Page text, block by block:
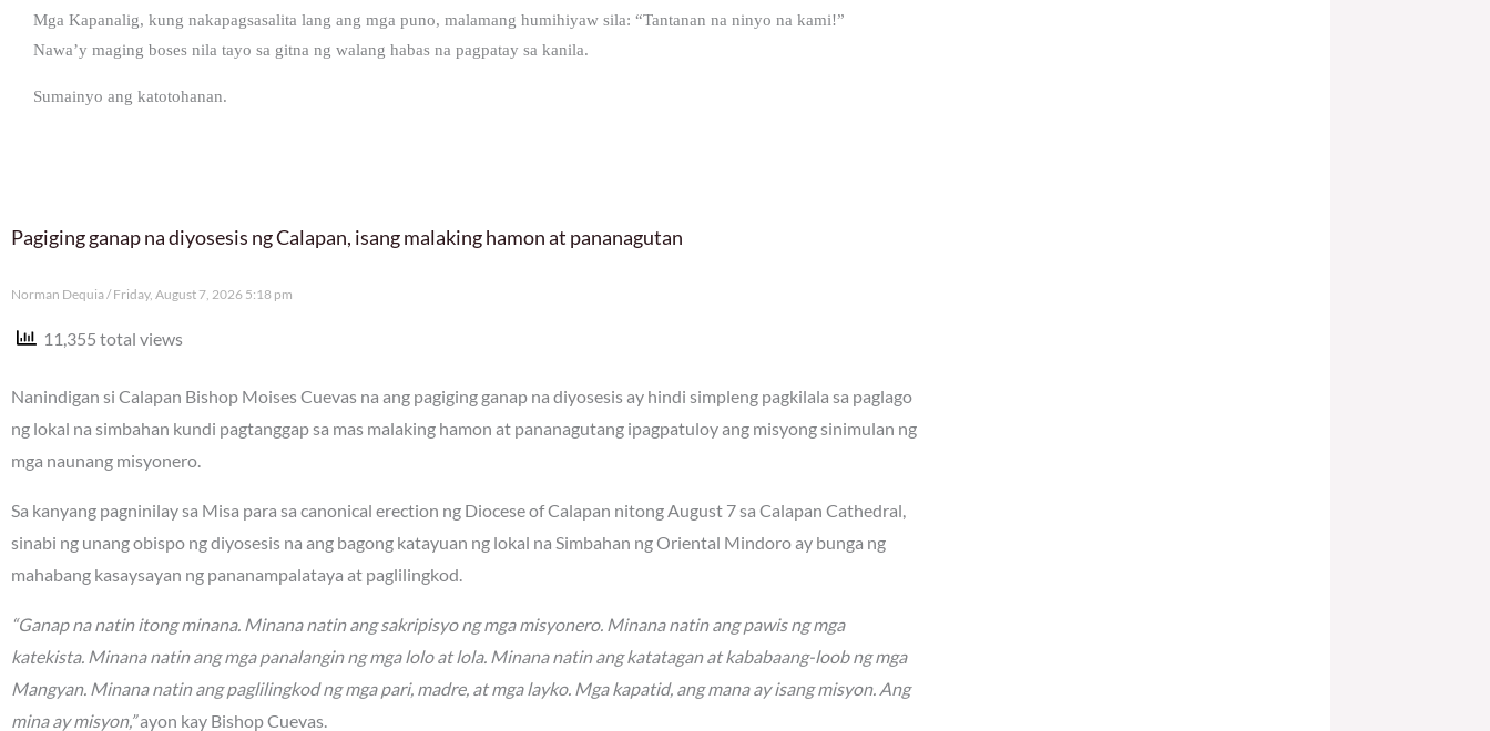
Mga Kapanalig, kung nakapagsasalita lang ang mga puno, malamang humihiyaw sila: “Tantanan na ninyo na kami!”
Nawa’y maging boses nila tayo sa gitna ng walang habas na pagpatay sa kanila.
Sumainyo ang katotohanan.
Pagiging ganap na diyosesis ng Calapan, isang malaking hamon at pananagutan
Norman Dequia Friday, August 7, 2026 5:18 pm
11,355 total views
Nanindigan si Calapan Bishop Moises Cuevas na ang pagiging ganap na diyosesis ay hindi simpleng pagkilala sa paglago
ng lokal na simbahan kundi pagtanggap sa mas malaking hamon at pananagutang ipagpatuloy ang misyong sinimulan ng
mga naunang misyonero.
Sa kanyang pagninilay sa Misa para sa canonical erection ng Diocese of Calapan nitong August 7 sa Calapan Cathedral,
sinabi ng unang obispo ng diyosesis na ang bagong katayuan ng lokal na Simbahan ng Oriental Mindoro ay bunga ng
mahabang kasaysayan ng pananampalataya at paglilingkod.
“Ganap na natin itong minana. Minana natin ang sakripisyo ng mga misyonero. Minana natin ang pawis ng mga
katekista. Minana natin ang mga panalangin ng mga lolo at lola. Minana natin ang katatagan at kababaang-loob ng mga
Mangyan. Minana natin ang paglilingkod ng mga pari, madre, at mga layko. Mga kapatid, ang mana ay isang misyon. Ang
mina ay misyon,”ayon kay Bishop Cuevas.